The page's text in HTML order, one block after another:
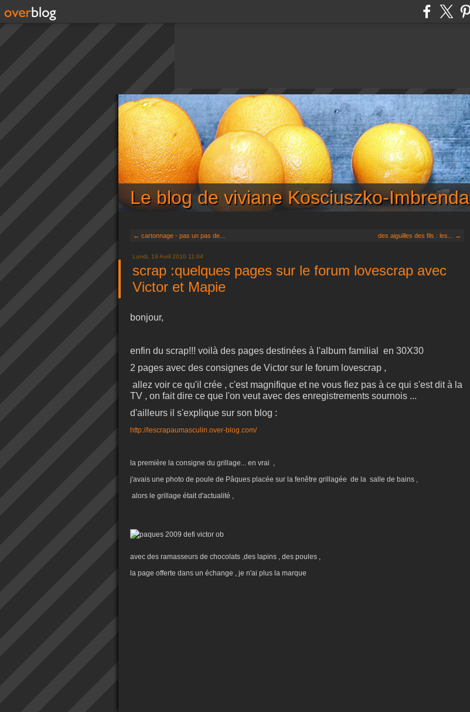
Le blog de viviane Kosciuszko-Imbrenda
← cartonnage - pas un pas de... des aiguilles des fils : les... →
Lundi, 19 Avril 2010 11:04
scrap :quelques pages sur le forum lovescrap avec
Victor et Mapie
bonjour,
enfin du scrap!!! voilà des pages destinées à l'album familial en 30X30
2 pages avec des consignes de Victor sur le forum lovescrap ,
allez voir ce qu'il crée , c'est magnifique et ne vous fiez pas à ce qui s'est dit à la
TV , on fait dire ce que l'on veut avec des enregistrements sournois ...
d'ailleurs il s'explique sur son blog :
http://lescrapaumasculin.over-blog.com/
la première la consigne du grillage... en vrai ,
j'avais une photo de poule de Pâques placée sur la fenêtre grillagée de la salle de bains ,
alors le grillage était d'actualité ,
avec des ramasseurs de chocolats ,des lapins , des poules ,
la page offerte dans un échange , je n'ai plus la marque